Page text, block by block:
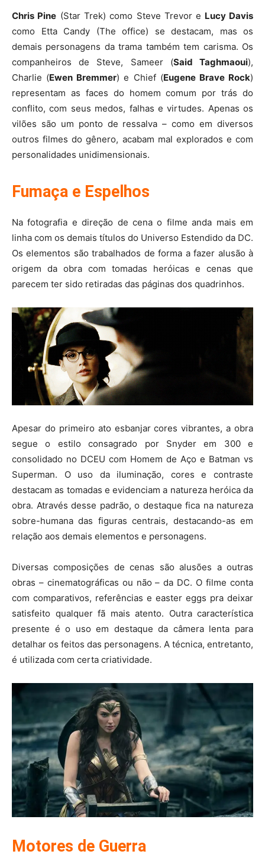
Chris Pine (Star Trek) como Steve Trevor e Lucy Davis
como Etta Candy (The office) se destacam, mas os
demais personagens da trama também tem carisma. Os
companheiros de Steve, Sameer (Said Taghmaoui),
Charlie (Ewen Bremmer) e Chief (Eugene Brave Rock)
representam as faces do homem comum por trás do
conflito, com seus medos, falhas e virtudes. Apenas os
vilões são um ponto de ressalva – como em diversos
outros filmes do gênero, acabam mal explorados e com
personalidades unidimensionais.
Fumaça e Espelhos
Na fotografia e direção de cena o filme anda mais em
linha com os demais títulos do Universo Estendido da DC.
Os elementos são trabalhados de forma a fazer alusão à
origem da obra com tomadas heróicas e cenas que
parecem ter sido retiradas das páginas dos quadrinhos.
Apesar do primeiro ato esbanjar cores vibrantes, a obra
segue o estilo consagrado por Snyder em 300 e
consolidado no DCEU com Homem de Aço e Batman vs
Superman. O uso da iluminação, cores e contraste
destacam as tomadas e evidenciam a natureza heróica da
obra. Através desse padrão, o destaque fica na natureza
sobre-humana das figuras centrais, destacando-as em
relação aos demais elementos e personagens.
Diversas composições de cenas são alusões a outras
obras – cinematográficas ou não – da DC. O filme conta
com comparativos, referências e easter eggs pra deixar
satisfeito qualquer fã mais atento. Outra característica
presente é o uso em destaque da câmera lenta para
detalhar os feitos das personagens. A técnica, entretanto,
é utilizada com certa criatividade.
Motores de Guerra